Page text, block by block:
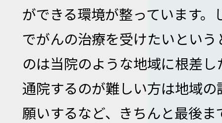
ができる環境が整っています。
でがんの治療を受けたいとい
のは当院のような地域に根差
通院するのが難しい方は地域
願いするなど、きちんと最後